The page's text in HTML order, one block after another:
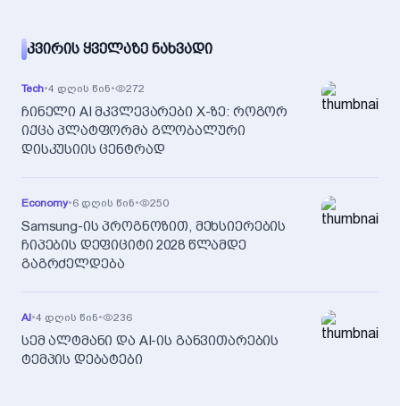
ᲙᲕᲘᲠᲘᲡ ᲧᲕᲔᲚᲐᲖᲔ ᲜᲐᲮᲕᲐᲓᲘ
Tech•4 დღის წინ• 272
ჩინელი AI მკვლევარები X-ზე: როგორ
იქცა პლატფორმა გლობალური
დისკუსიის ცენტრად
Economy•6 დღის წინ• 250
Samsung-ის პროგნოზით, მეხსიერების
ჩიპების დეფიციტი 2028 წლამდე
გაგრძელდება
AI•4 დღის წინ• 236
სემ ალტმანი და AI-ის განვითარების
ტემპის დებატები